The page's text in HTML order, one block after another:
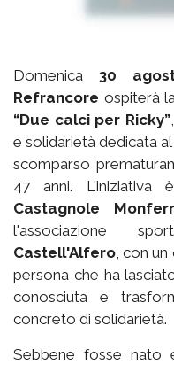
Domenica30
Refrancore ospiterà
“Due calci per Ricky”
e solidarietà dedicata al
scomparso
47 anni. L'iniziativa
Castagnole
l'associazione
Castell'Alfero, con
persona che ha
conosciuta e
concreto di solidarietà.
Sebbene fosse nato